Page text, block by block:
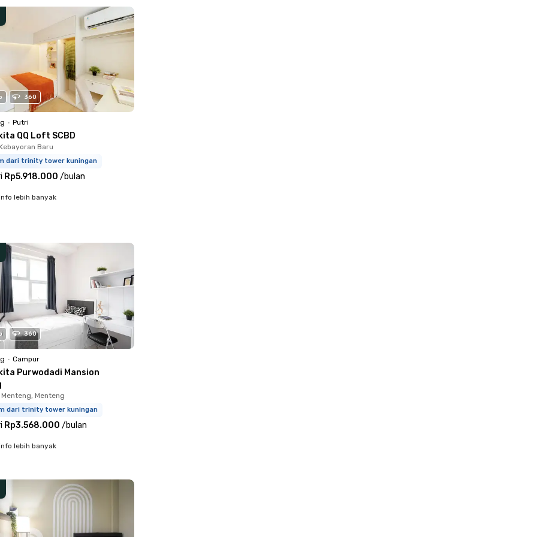
360
• Putri
QQ Loft SCBD
Baru
dari trinity tower kuningan
Rp5.918.000 /bulan
lebih banyak
360
• Campur
Purwodadi Mansion
Menteng
dari trinity tower kuningan
Rp3.568.000 /bulan
lebih banyak